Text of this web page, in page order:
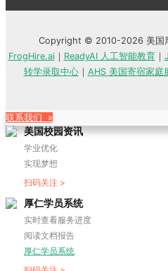
Copyright © 2010-2026 美国
FrogHire.ai｜ ReadyAI 人工智能教育｜
转学录取中心｜ AHS 美国寄宿家庭
联系我们 »
美国校园资讯
学业优化
实现梦想
扫码关注 >
厚仁学员系统
实时查看服务进度
阅读文档报告
厚仁学员系统